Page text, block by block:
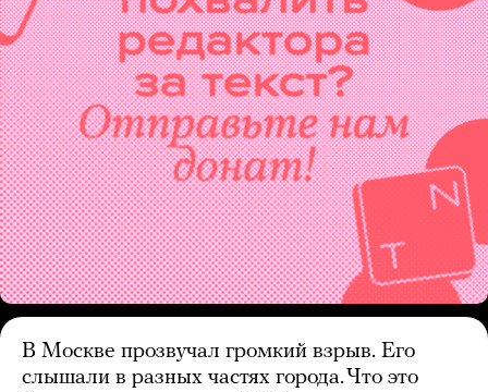
В Москве прозвучал громкий взрыв. Его
слышали в разных частях города. Что это